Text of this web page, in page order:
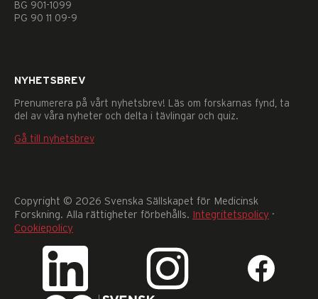
BG 901-1099
PG 90 11 09-9
NYHETSBREV
Prenumerera på vårt nyhetsbrev! Läs om forskarnas fynd, ta
del av våra nyheter och delta i tävlingar och quiz.
Gå till nyhetsbrev
Copyright © 2026 Svenska Sällskapet för Medicinsk
Forskning. Alla rättigheter förbehålls. Integritetspolicy ·
Cookiepolicy
inte
att
behövs
att
hemsidan
över
Statistik
För
att
förbättra